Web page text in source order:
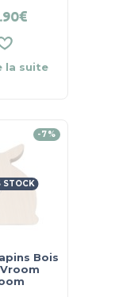
€
la suite
-7%
STOCK
Bois